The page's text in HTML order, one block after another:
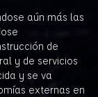
aún más las
de
y de servicios
y se va
externas en